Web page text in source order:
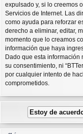
expulsado y, si lo creemos
Servicios de Internet. Las
como ayuda para reforzar
derecho a eliminar, editar,
momento que lo creamos
información que haya
Dado que esta información
su consentimiento, ni
por cualquier intento de
comprometidos.